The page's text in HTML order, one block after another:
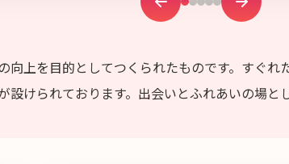
上を目的としてつくられたものです。すぐ
けられております。出会いとふれあいの場と